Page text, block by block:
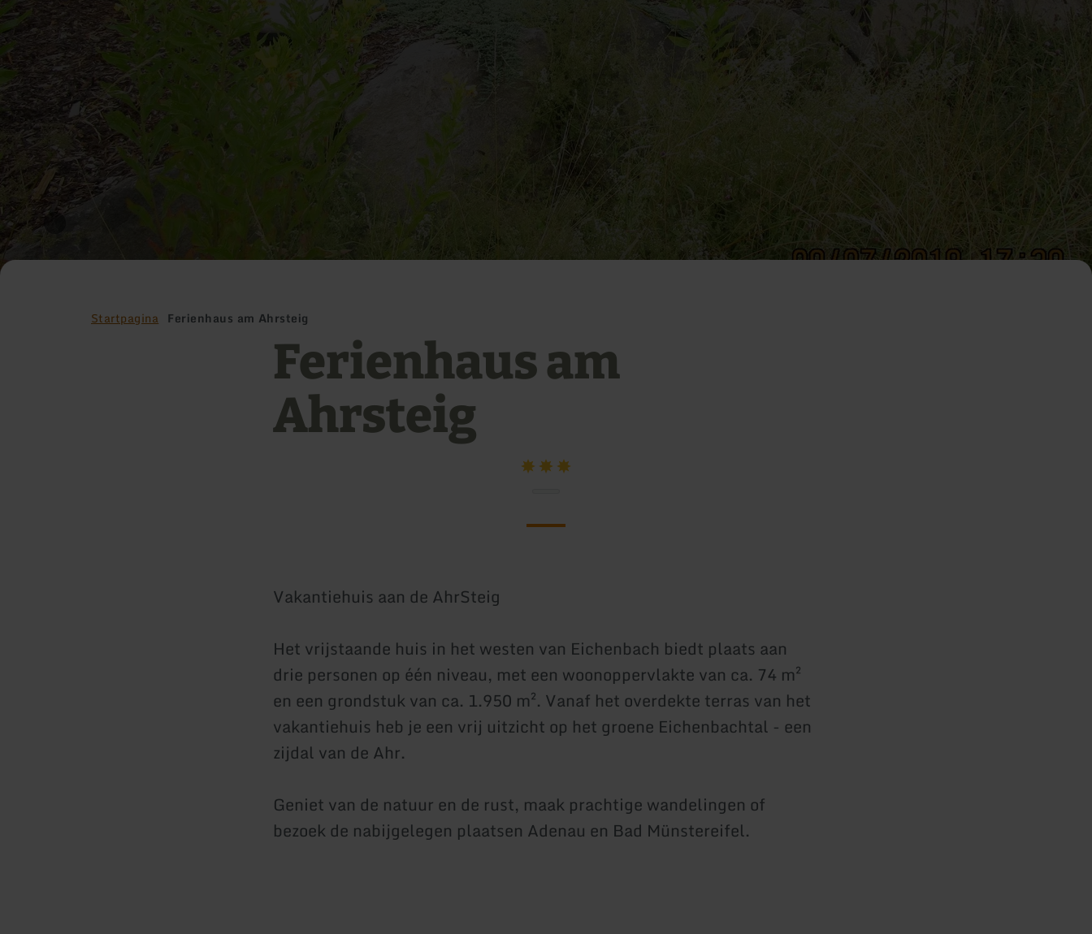
Startpagina Ferienhaus am Ahrsteig
Ferienhaus am
Ahrsteig
Vakantiehuis aan de AhrSteig
Het vrijstaande huis in het westen van Eichenbach biedt plaats aan
drie personen op één niveau, met een woonoppervlakte van ca. 74 m²
en een grondstuk van ca. 1.950 m². Vanaf het overdekte terras van het
vakantiehuis heb je een vrij uitzicht op het groene Eichenbachtal - een
zijdal van de Ahr.
Geniet van de natuur en de rust, maak prachtige wandelingen of
bezoek de nabijgelegen plaatsen Adenau en Bad Münstereifel.